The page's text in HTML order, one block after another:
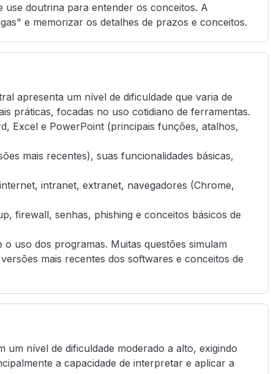
use doutrina para entender os conceitos. A
e memorizar os detalhes de prazos e conceitos.
apresenta um nível de dificuldade que varia de
práticas, focadas no uso cotidiano de ferramentas.
Excel e PowerPoint (principais funções, atalhos,
mais recentes), suas funcionalidades básicas,
intranet, extranet, navegadores (Chrome,
firewall, senhas, phishing e conceitos básicos de
uso dos programas. Muitas questões simulam
mais recentes dos softwares e conceitos de
um nível de dificuldade moderado a alto, exigindo
a capacidade de interpretar e aplicar a